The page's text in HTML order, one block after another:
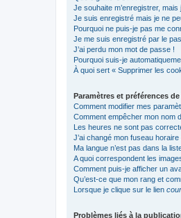
Je souhaite m’enregistrer, mais
Je suis enregistré mais je ne
Pourquoi ne puis-je pas me
Je me suis enregistré par le
J’ai perdu mon mot de passe !
Pourquoi suis-je
À quoi sert « Supprimer les
Paramètres et préférences
Comment modifier mes
Comment empêcher mon nom
Les heures ne sont pas
J’ai changé mon fuseau
Ma langue n’est pas dans la
A quoi correspondent les
Comment puis-je afficher un
Qu’est-ce que mon rang et
Lorsque je clique sur le lien
Problèmes liés à la